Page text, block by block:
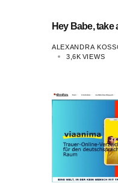
Hey Babe, take
ALEXANDRA
3,6K VIEWS